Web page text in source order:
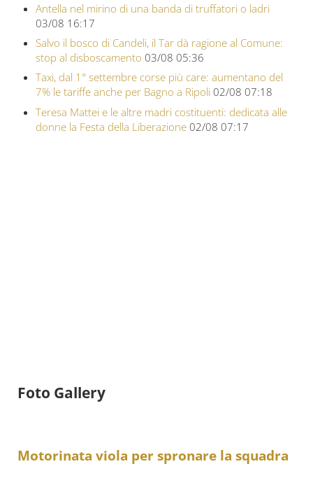
Antella nel mirino di una banda di truffatori o ladri
03/08 16:17
Salvo il bosco di Candeli, il Tar dà ragione al Comune:
stop al disboscamento 03/08 05:36
Taxi, dal 1° settembre corse più care: aumentano del
7% le tariffe anche per Bagno a Ripoli 02/08 07:18
Teresa Mattei e le altre madri costituenti: dedicata alle
donne la Festa della Liberazione 02/08 07:17
Foto Gallery
Motorinata viola per spronare la squadra